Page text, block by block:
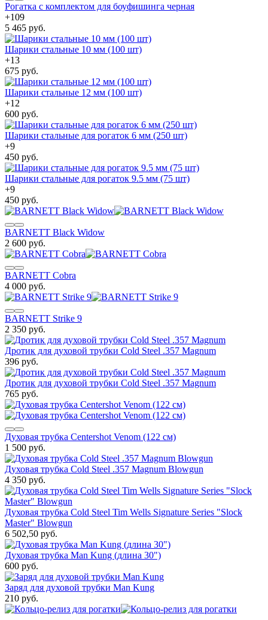
Рогатка с комплектом для боуфишинга черная
+109
5 465 руб.
Шарики стальные 10 мм (100 шт)
+13
675 руб.
Шарики стальные 12 мм (100 шт)
+12
600 руб.
Шарики стальные для рогаток 6 мм (250 шт)
+9
450 руб.
Шарики стальные для рогаток 9.5 мм (75 шт)
+9
450 руб.
BARNETT Black Widow
2 600 руб.
BARNETT Cobra
4 000 руб.
BARNETT Strike 9
2 350 руб.
Дротик для духовой трубки Cold Steel .357 Magnum
396 руб.
Дротик для духовой трубки Cold Steel .357 Magnum
765 руб.
Духовая трубка Centershot Venom (122 см)
1 500 руб.
Духовая трубка Cold Steel .357 Magnum Blowgun
4 350 руб.
Духовая трубка Cold Steel Tim Wells Signature Series "Slock
Master" Blowgun
6 502,50 руб.
Духовая трубка Man Kung (длина 30")
600 руб.
Заряд для духовой трубки Man Kung
210 руб.